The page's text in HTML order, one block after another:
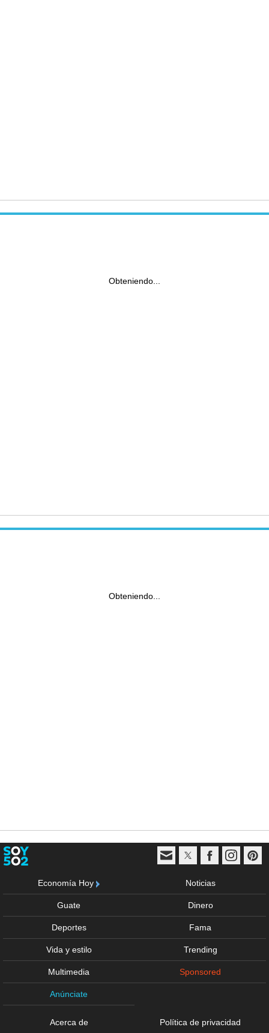
Obteniendo...
Obteniendo...
Economía Hoy Noticias
Guate Dinero
Deportes Fama
Vida y estilo Trending
Multimedia Sponsored
Anúnciate
Acerca de Política de privacidad